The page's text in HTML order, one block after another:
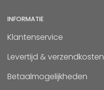
INFORMATIE
Klantenservice
Levertijd & verzendkosten
Betaalmogelijkheden